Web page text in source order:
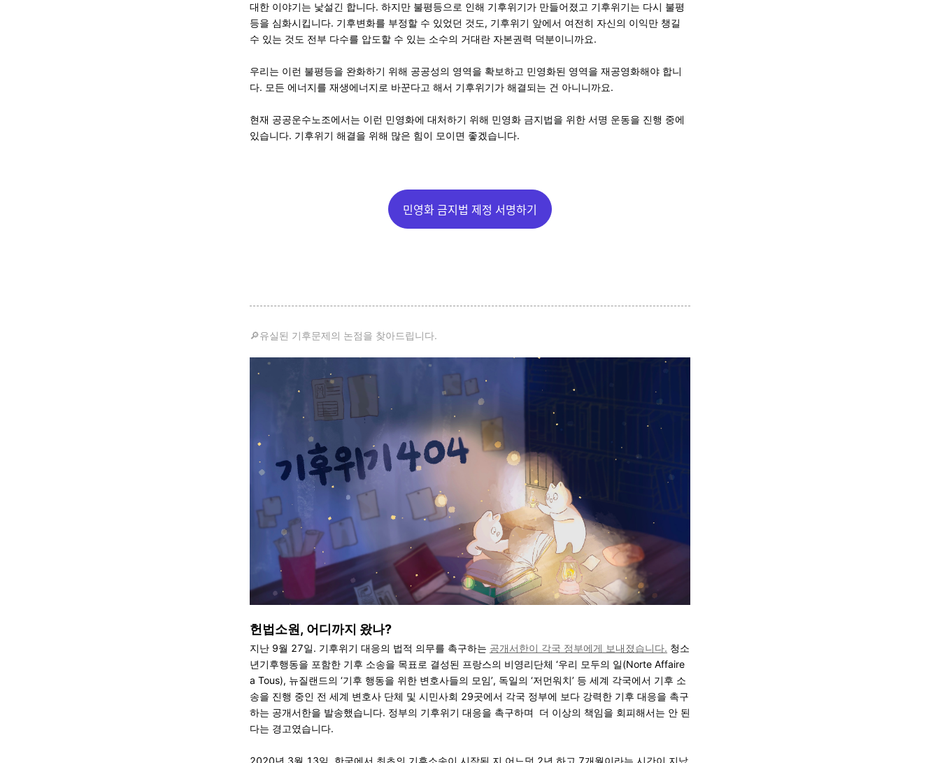
대한 이야기는 낯설긴 합니다. 하지만 불평등으로 인해 기후위기가 만들어졌고 기후위기는 다시 불평
등을 심화시킵니다. 기후변화를 부정할 수 있었던 것도, 기후위기 앞에서 여전히 자신의 이익만 챙길
수 있는 것도 전부 다수를 압도할 수 있는 소수의 거대란 자본권력 덕분이니까요.
우리는 이런 불평등을 완화하기 위해 공공성의 영역을 확보하고 민영화된 영역을 재공영화해야 합니
다. 모든 에너지를 재생에너지로 바꾼다고 해서 기후위기가 해결되는 건 아니니까요.
현재 공공운수노조에서는 이런 민영화에 대처하기 위해 민영화 금지법을 위한 서명 운동을 진행 중에
있습니다. 기후위기 해결을 위해 많은 힘이 모이면 좋겠습니다.
민영화 금지법 제정 서명하기
🔎유실된 기후문제의 논점을 찾아드립니다.
헌법소원, 어디까지 왔나?
지난 9월 27일. 기후위기 대응의 법적 의무를 촉구하는 공개서한이 각국 정부에게 보내졌습니다. 청소
년기후행동을 포함한 기후 소송을 목표로 결성된 프랑스의 비영리단체 ‘우리 모두의 일(Norte Affaire
a Tous), 뉴질랜드의 ‘기후 행동을 위한 변호사들의 모임’, 독일의 ‘저먼워치’ 등 세계 각국에서 기후 소
송을 진행 중인 전 세계 변호사 단체 및 시민사회 29곳에서 각국 정부에 보다 강력한 기후 대응을 촉구
하는 공개서한을 발송했습니다. 정부의 기후위기 대응을 촉구하며 더 이상의 책임을 회피해서는 안 된
다는 경고였습니다.
2020년 3월 13일. 한국에서 최초의 기후소송이 시작된 지 어느덧 2년 하고 7개월이라는 시간이 지났